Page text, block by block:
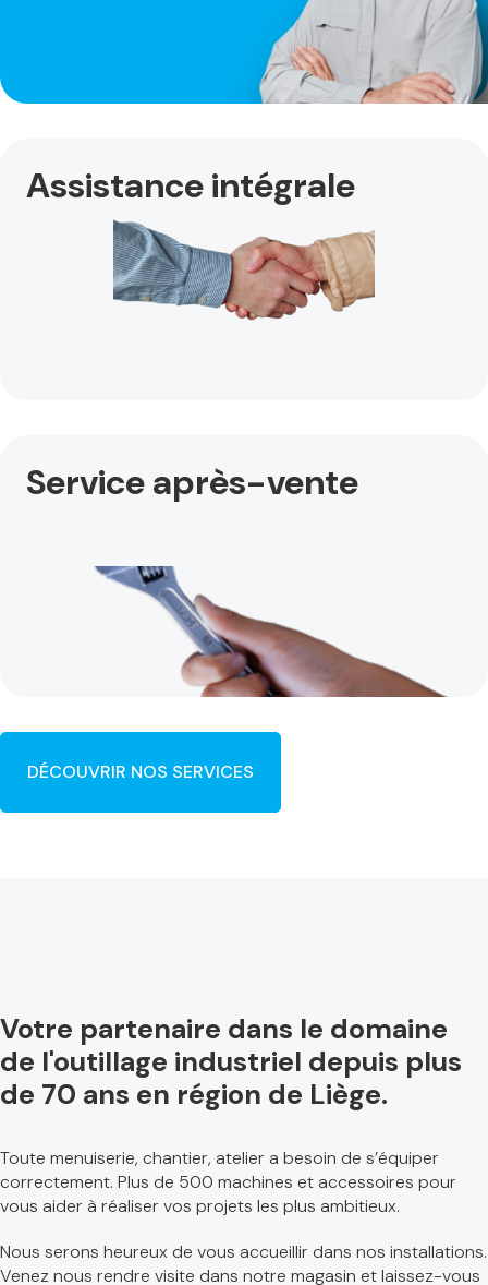
Assistance intégrale
Service après-vente
DÉCOUVRIR NOS SERVICES
Votre partenaire dans le domaine
de l'outillage industriel depuis plus
de 70 ans en région de Liège.
Toute menuiserie, chantier, atelier a besoin de s’équiper
correctement. Plus de 500 machines et accessoires pour
vous aider à réaliser vos projets les plus ambitieux.
Nous serons heureux de vous accueillir dans nos installations.
Venez nous rendre visite dans notre magasin et laissez-vous